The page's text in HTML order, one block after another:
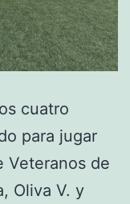
cuatro
para jugar
Veteranos de
Oliva V. y